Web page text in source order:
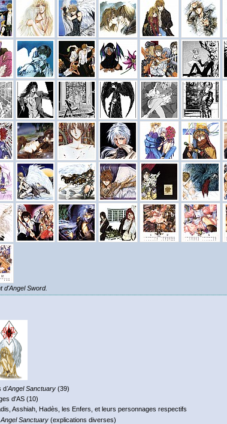
d'Angel Sword.
d'Angel Sanctuary(39)
d'AS (10)
Asshiah, Hadès, les Enfers, et leurs personnages respectifs
Angel Sanctuary(explications diverses)